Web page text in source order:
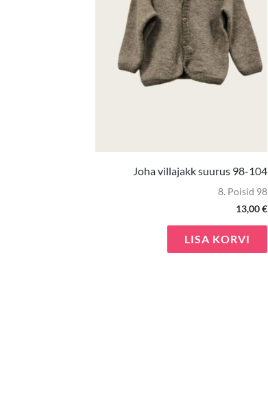
Joha villajakk suurus 98-104
8. Poisid 98
13,00€
LISA KORVI